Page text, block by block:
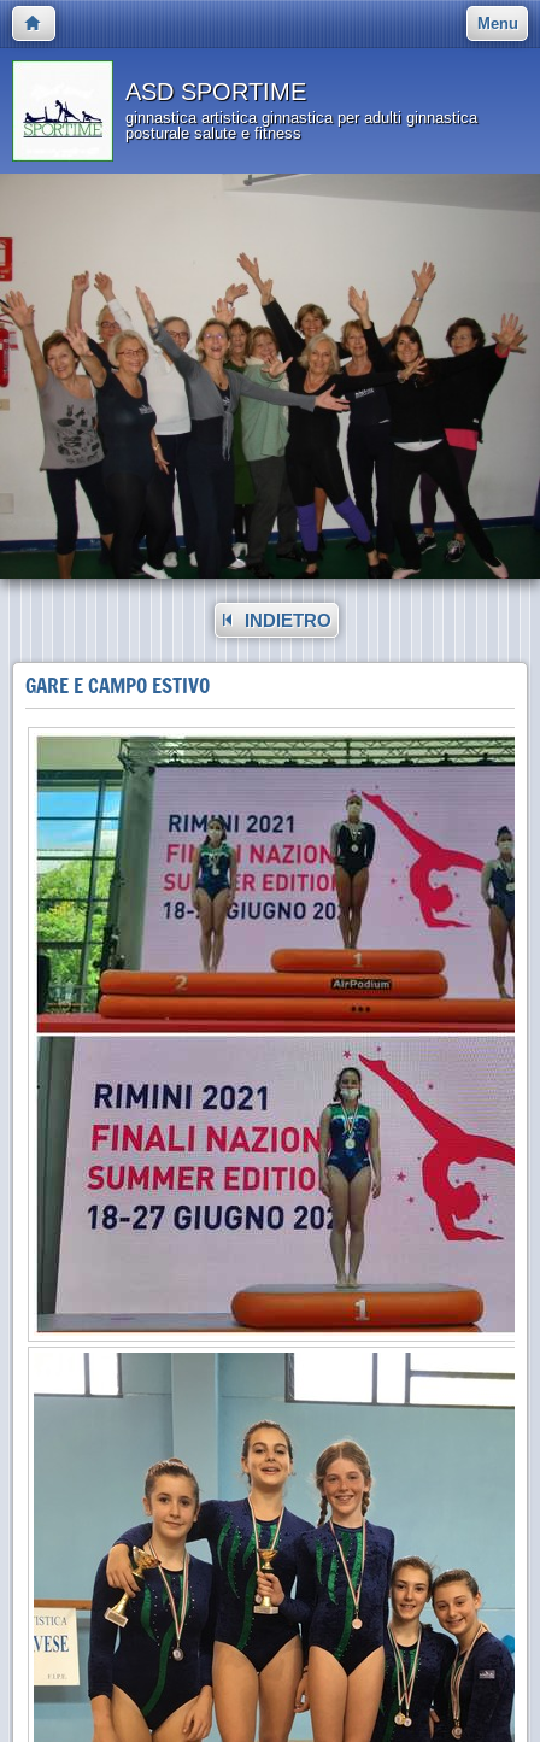
Menu
ASD SPORTIME
ginnastica artistica ginnastica per adulti ginnastica
posturale salute e fitness
INDIETRO
GARE E CAMPO ESTIVO